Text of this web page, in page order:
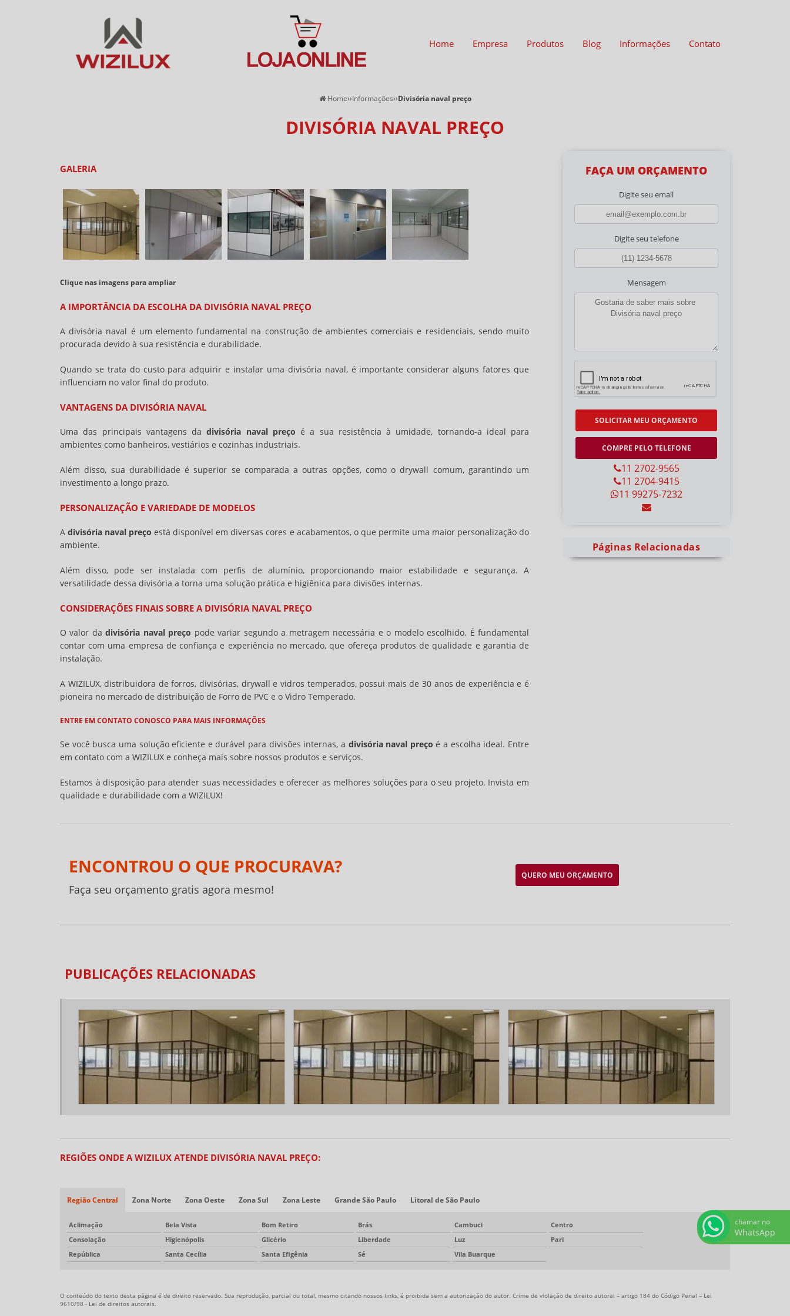
Home Empresa Produtos Blog Informações Contato
Home››Informações››Divisória naval preço
DIVISÓRIA NAVAL PREÇO
GALERIA
Clique nas imagens para ampliar
A IMPORTÂNCIA DA ESCOLHA DA DIVISÓRIA NAVAL PREÇO
A divisória naval é um elemento fundamental na construção de ambientes comerciais e residenciais, sendo muito
procurada devido à sua resistência e durabilidade.
Quando se trata do custo para adquirir e instalar uma divisória naval, é importante considerar alguns fatores que
influenciam no valor final do produto.
VANTAGENS DA DIVISÓRIA NAVAL
Uma das principais vantagens dadivisória naval preço é a sua resistência à umidade, tornando-a ideal para
ambientes como banheiros, vestiários e cozinhas industriais.
Além disso, sua durabilidade é superior se comparada a outras opções, como o drywall comum, garantindo um
investimento a longo prazo.
PERSONALIZAÇÃO E VARIEDADE DE MODELOS
Adivisória naval preço está disponível em diversas cores e acabamentos, o que permite uma maior personalização do
ambiente.
Além disso, pode ser instalada com perfis de alumínio, proporcionando maior estabilidade e segurança. A
versatilidade dessa divisória a torna uma solução prática e higiênica para divisões internas.
CONSIDERAÇÕES FINAIS SOBRE A DIVISÓRIA NAVAL PREÇO
O valor dadivisória naval preço pode variar segundo a metragem necessária e o modelo escolhido. É fundamental
contar com uma empresa de confiança e experiência no mercado, que ofereça produtos de qualidade e garantia de
instalação.
A WIZILUX, distribuidora de forros, divisórias, drywall e vidros temperados, possui mais de 30 anos de experiência e é
pioneira no mercado de distribuição de Forro de PVC e o Vidro Temperado.
ENTRE EM CONTATO CONOSCO PARA MAIS INFORMAÇÕES
Se você busca uma solução eficiente e durável para divisões internas, a divisória naval preço é a escolha ideal. Entre
em contato com a WIZILUX e conheça mais sobre nossos produtos e serviços.
Estamos à disposição para atender suas necessidades e oferecer as melhores soluções para o seu projeto. Invista em
qualidade e durabilidade com a WIZILUX!
FAÇA UM ORÇAMENTO
Digite seu email
Digite seu telefone
Mensagem
SOLICITAR MEU ORÇAMENTO
COMPRE PELO TELEFONE
11 2702-9565
11 2704-9415
11 99275-7232
Páginas Relacionadas
ENCONTROU O QUE PROCURAVA?
Faça seu orçamento gratis agora mesmo!
QUERO MEU ORÇAMENTO
PUBLICAÇÕES RELACIONADAS
REGIÕES ONDE A WIZILUX ATENDE DIVISÓRIA NAVAL PREÇO:
Região Central Zona Norte Zona Oeste Zona Sul Zona Leste Grande São Paulo Litoral de São Paulo
Aclimação Bela Vista Bom Retiro Brás Cambuci
Centro
Consolação
Higienópolis Glicério Liberdade Luz
Pari
República
Santa Cecília Santa Efigênia Sé Vila Buarque
O conteúdo do texto desta página é de direito reservado. Sua reprodução, parcial ou total, mesmo citando nossos links, é proibida sem a autorização do autor. Crime de violação de direito autoral – artigo 184 do Código Penal – Lei
9610/98 - Lei de direitos autorais.
chamar no
WhatsApp